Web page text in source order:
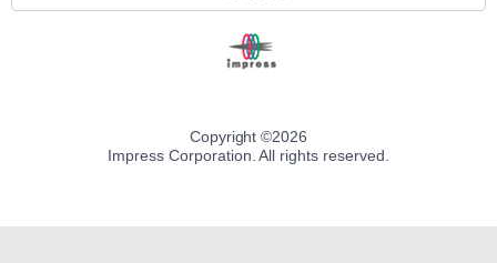
Copyright ©2026
Impress Corporation. All rights reserved.